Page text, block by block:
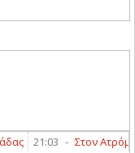
21:03 - Στον Ατρόμητο